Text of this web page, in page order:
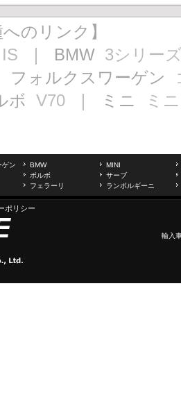
のリンク】
IS ｜ BMW 3シリー
フォルクスワーゲン
ボ V70 ｜ ミニ ミニ
ゲン BMW
MINI
ボルボ
サーブ
フェラーリ ランボルギーニ
ポリシー
輸入